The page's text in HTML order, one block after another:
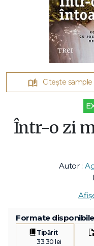
Citește sample
Într-o zi
Autor :
Formate disponibile
Tipărit
33.30 lei